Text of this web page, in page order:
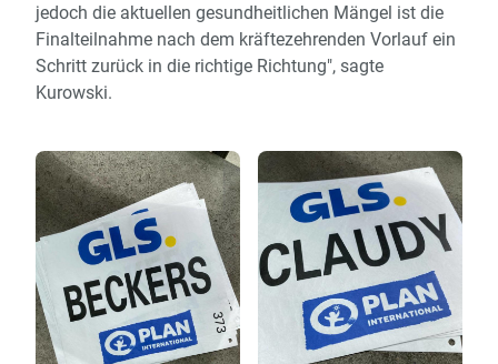
jedoch die aktuellen gesundheitlichen Mängel ist die
Finalteilnahme nach dem kräftezehrenden Vorlauf ein
Schritt zurück in die richtige Richtung", sagte
Kurowski.